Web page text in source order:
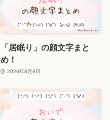
「居眠り」の顔文字まと
め！
2026年8月8日